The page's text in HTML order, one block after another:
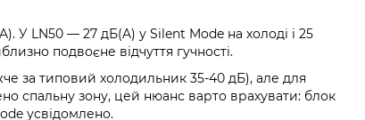
У LN50 — 27 дБ(A) у Silent Mode на холоді і 25
подвоєне відчуття гучності.
за типовий холодильник 35-40 дБ), але для
спальну зону, цей нюанс варто врахувати: блок
усвідомлено.